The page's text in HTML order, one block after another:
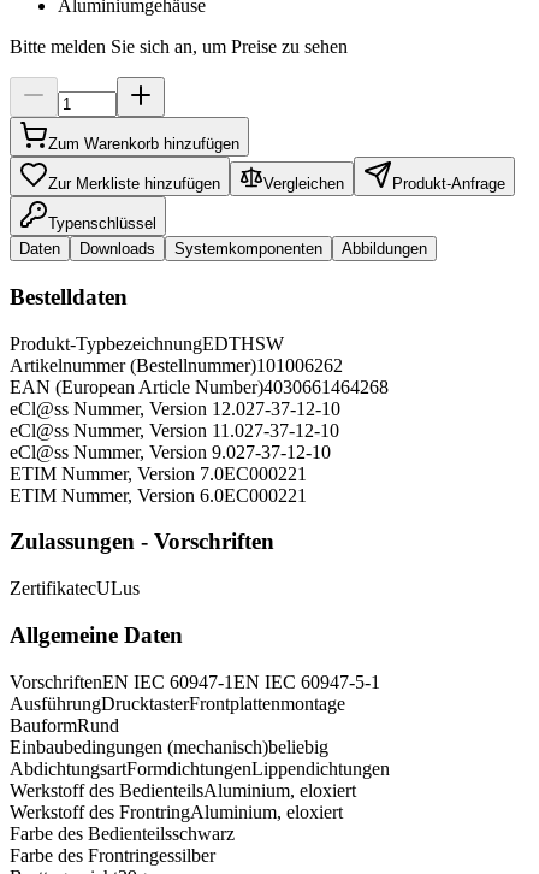
Aluminiumgehäuse
Bitte melden Sie sich an, um Preise zu sehen
Zum Warenkorb hinzufügen
Zur Merkliste hinzufügen Vergleichen Produkt-Anfrage
Typenschlüssel
Daten
Downloads Systemkomponenten Abbildungen
Bestelldaten
Produkt-TypbezeichnungEDTHSW
Artikelnummer (Bestellnummer)101006262
EAN (European Article Number)4030661464268
eCl@ss Nummer, Version 12.027-37-12-10
eCl@ss Nummer, Version 11.027-37-12-10
eCl@ss Nummer, Version 9.027-37-12-10
ETIM Nummer, Version 7.0EC000221
ETIM Nummer, Version 6.0EC000221
Zulassungen - Vorschriften
ZertifikatecULus
Allgemeine Daten
VorschriftenEN IEC 60947-1EN IEC 60947-5-1
AusführungDrucktasterFrontplattenmontage
BauformRund
Einbaubedingungen (mechanisch)beliebig
AbdichtungsartFormdichtungenLippendichtungen
Werkstoff des BedienteilsAluminium, eloxiert
Werkstoff des FrontringAluminium, eloxiert
Farbe des Bedienteilsschwarz
Farbe des Frontringessilber